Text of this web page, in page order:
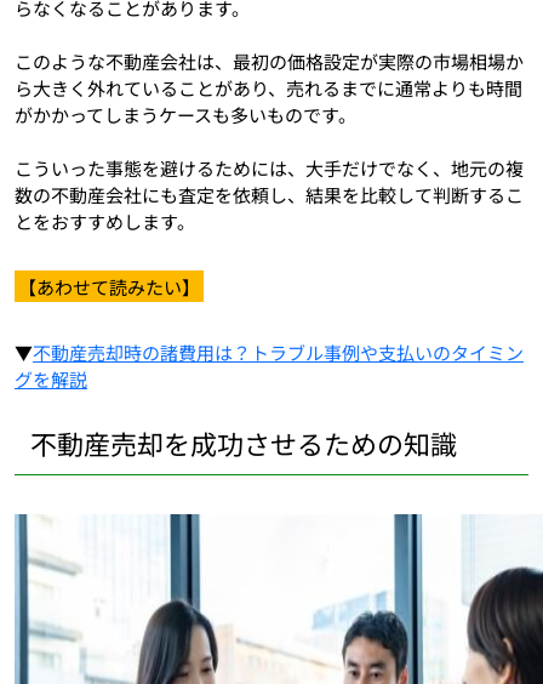
らなくなることがあります。
このような不動産会社は、最初の価格設定が実際の市場相場か
ら大きく外れていることがあり、売れるまでに通常よりも時間
がかかってしまうケースも多いものです。
こういった事態を避けるためには、大手だけでなく、地元の複
数の不動産会社にも査定を依頼し、結果を比較して判断するこ
とをおすすめします。
【あわせて読みたい】
▼不動産売却時の諸費用は？トラブル事例や支払いのタイミン
グを解説
不動産売却を成功させるための知識